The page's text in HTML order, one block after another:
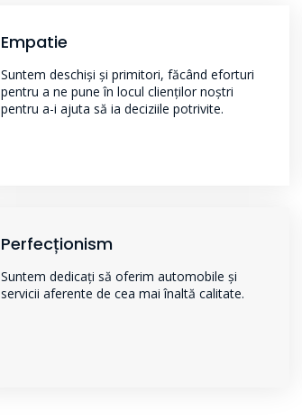
Empatie
Suntem deschiși și primitori, făcând eforturi
pentru a ne pune în locul clienților noștri
pentru a-i ajuta să ia deciziile potrivite.
Perfecționism
Suntem dedicați să oferim automobile și
servicii aferente de cea mai înaltă calitate.